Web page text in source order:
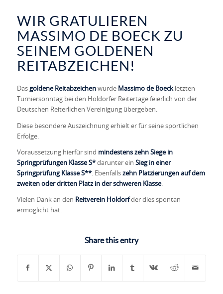
WIR GRATULIEREN
MASSIMO DE BOECK ZU
SEINEM GOLDENEN
REITABZEICHEN!
Das goldene Reitabzeichenwurde Massimo de Boeckletzten
Turniersonntag bei den Holdorfer Reitertage feierlich von der
Deutschen Reiterlichen Vereinigung übergeben.
Diese besondere Auszeichnung erhielt er für seine sportlichen
Erfolge.
Voraussetzung hierfür sind mindestens zehn Siege in
Springprüfungen Klasse S*darunter ein Sieg in einer
Springprüfung Klasse S**. Ebenfalls zehn Platzierungen auf dem
zweiten oder dritten Platz in der schweren Klasse.
Vielen Dank an den Reitverein Holdorfder dies spontan
ermöglicht hat.
Share this entry